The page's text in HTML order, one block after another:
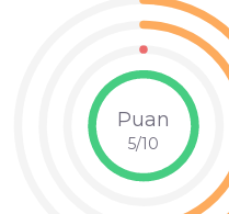
Puan
5/10